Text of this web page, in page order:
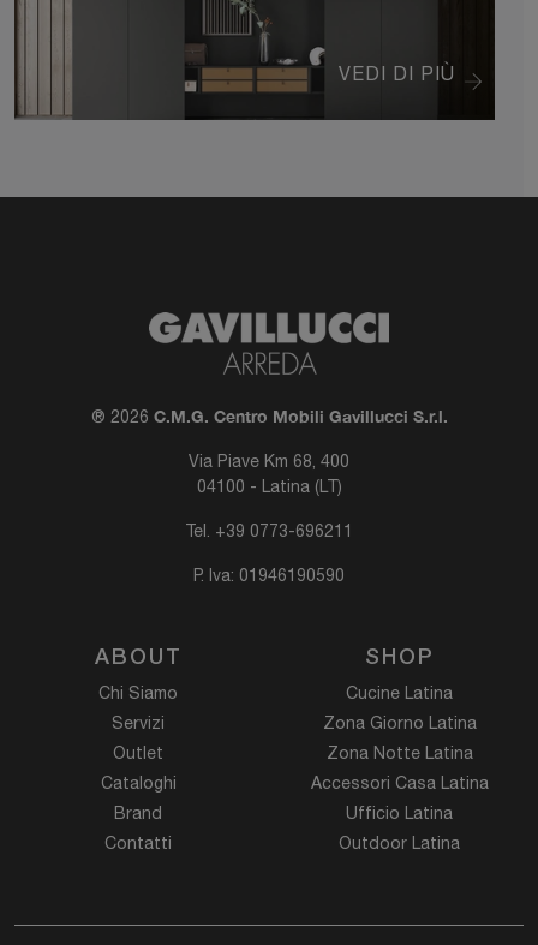
VEDI DI PIÙ
® 2026 C.M.G. Centro Mobili Gavillucci S.r.l.
Via Piave Km 68, 400
04100 - Latina (LT)
Tel. +39 0773-696211
P. Iva: 01946190590
ABOUT
Chi Siamo
Servizi
Outlet
Cataloghi
Brand
Contatti
SHOP
Cucine Latina
Zona Giorno Latina
Zona Notte Latina
Accessori Casa Latina
Ufficio Latina
Outdoor Latina